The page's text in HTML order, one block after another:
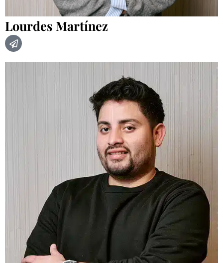
Lourdes Martínez